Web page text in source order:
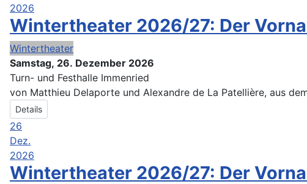
2026
Wintertheater 2026/27: Der
Wintertheater
Samstag, 26. Dezember 2026
Turn- und Festhalle Immenried
von Matthieu Delaporte und Alexandre de La Patellière, aus
Details
26
Dez.
2026
Wintertheater 2026/27: Der